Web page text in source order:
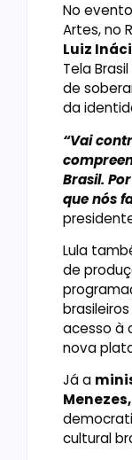
No
Artes, no
Luiz
Tela
de
da
“Vai
Brasil.
que nós
Lula
de
acesso à
nova
Já a
Menezes,
cultural